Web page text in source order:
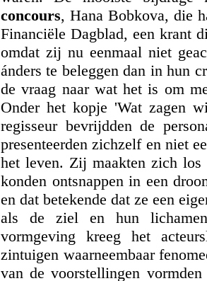
concours, Hana Bobkova, die
Financiële Dagblad, een krant
omdat zij nu eenmaal niet
ánders te beleggen dan in hun
de vraag naar wat het is om
Onder het kopje 'Wat zagen
regisseur bevrijdden de
presenteerden zichzelf en niet
het leven. Zij maakten zich
konden ontsnappen in een
en dat betekende dat ze een
als de ziel en hun
vormgeving kreeg het
zintuigen waarneembaar
van de voorstellingen